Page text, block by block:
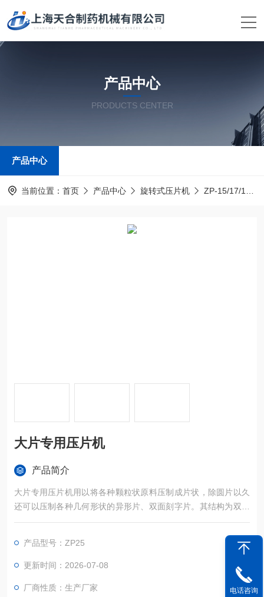
产品中心
PRODUCTS CENTER
产品中心
当前位置： 首页 产品中心 旋转式压片机 ZP-15/17/19
大片专用压片机
产品简介
大片专用压片机用以将各种颗粒状原料压制成片状，除圆片以久
还可以压制各种几何形状的异形片、双面刻字片。其结构为双压
式，有两套加料装置和两套压轮。
产品型号：ZP25
更新时间：2026-07-08
厂商性质：生产厂家 电话咨询